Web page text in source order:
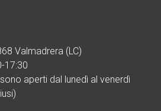
Valmadrera (LC)
17:30
aperti dal lunedì al venerdì